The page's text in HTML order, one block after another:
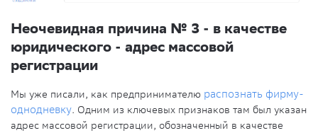
Неочевидная причина № 3 - в качестве
юридического - адрес массовой
регистрации
Мы уже писали, как предпринимателю распознать фирму-
однодневку. Одним из ключевых признаков там был указан
адрес массовой регистрации, обозначенный в качестве